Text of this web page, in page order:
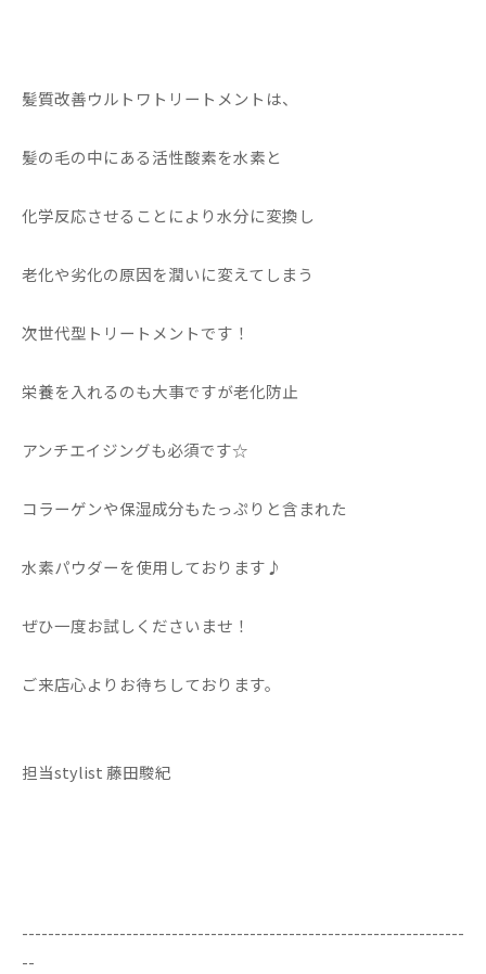
髪質改善ウルトワトリートメントは、
髪の毛の中にある活性酸素を水素と
化学反応させることにより水分に変換し
老化や劣化の原因を潤いに変えてしまう
次世代型トリートメントです！
栄養を入れるのも大事ですが老化防止
アンチエイジングも必須です☆
コラーゲンや保湿成分もたっぷりと含まれた
水素パウダーを使用しております♪
ぜひ一度お試しくださいませ！
ご来店心よりお待ちしております。
担当stylist 藤田駿紀
--------------------------------------------------------------------
--